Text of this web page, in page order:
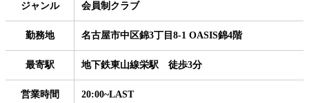
ジャンル 会員制クラブ
勤務地 名古屋市中区錦3丁目8-1 OASIS錦4階
最寄駅 地下鉄東山線栄駅 徒歩3分
営業時間 20:00~LAST